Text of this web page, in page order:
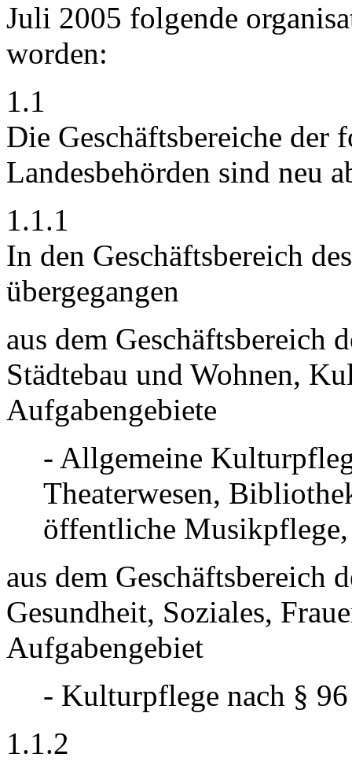
Juli 2005 folgende
worden:
1.1
Die Geschäftsbereiche der
Landesbehörden sind neu
1.1.1
In den Geschäftsbereich
übergegangen
aus dem Geschäftsbereich
Städtebau und Wohnen,
Aufgabengebiete
- Allgemeine
Theaterwesen,
öffentliche
aus dem Geschäftsbereich
Gesundheit, Soziales,
Aufgabengebiet
- Kulturpflege nach §
1.1.2